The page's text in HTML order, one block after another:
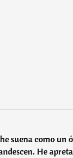
suena como un
He